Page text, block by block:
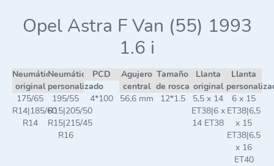
Opel Astra F Van (55) 1993
1.6 i
Neumático
original
Neumático
personalizado
PCD
Agujero
central
Tamaño
de rosca
Llanta
original
Llanta
175/65
R14|185/60
R14
195/55
R15|205/50
R15|215/45
R16
4*100 56,6 mm 12*1.5
5,5 x 14
ET38|6 x
14 ET38
6 x 15
ET38|6,5
x 15
ET38|6,5
x 16
ET40